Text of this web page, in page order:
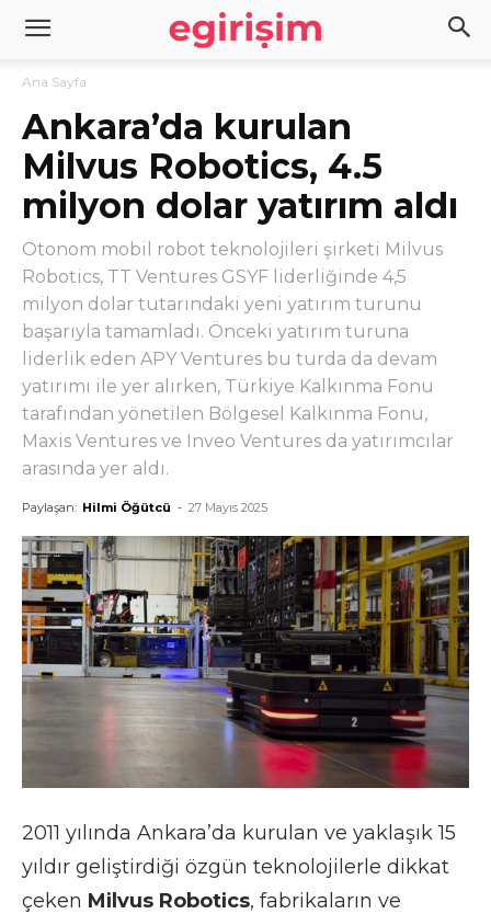
Ana Sayfa
Ankara’da kurulan
Milvus Robotics, 4.5
milyon dolar yatırım aldı
Otonom mobil robot teknolojileri şirketi Milvus
Robotics, TT Ventures GSYF liderliğinde 4,5
milyon dolar tutarındaki yeni yatırım turunu
başarıyla tamamladı. Önceki yatırım turuna
liderlik eden APY Ventures bu turda da devam
yatırımı ile yer alırken, Türkiye Kalkınma Fonu
tarafından yönetilen Bölgesel Kalkınma Fonu,
Maxis Ventures ve Inveo Ventures da yatırımcılar
arasında yer aldı.
Paylaşan: Hilmi Öğütcü - 27 Mayıs 2025
2011 yılında Ankara’da kurulan ve yaklaşık 15
yıldır geliştirdiği özgün teknolojilerle dikkat
çeken Milvus Robotics, fabrikaların ve